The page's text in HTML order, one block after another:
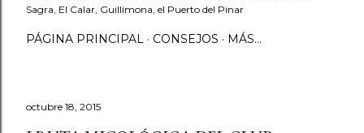
Sagra, El Calar, Guillimona, el Puerto del Pinar
PÁGINA PRINCIPAL CONSEJOS MÁS…
octubre 18, 2015